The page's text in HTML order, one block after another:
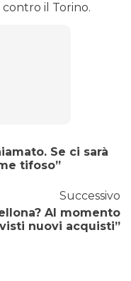
contro il Torino.
Se ci sarà
tifoso”
Successivo
Al momento
nuovi acquisti”